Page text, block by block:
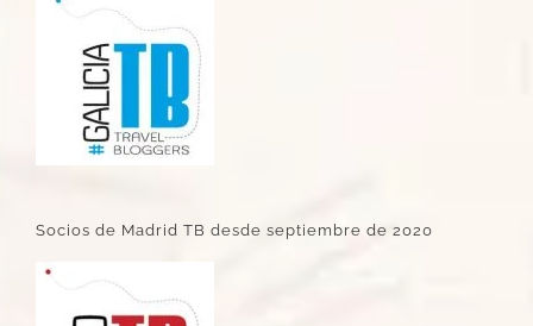
Socios de Madrid TB desde septiembre de 2020